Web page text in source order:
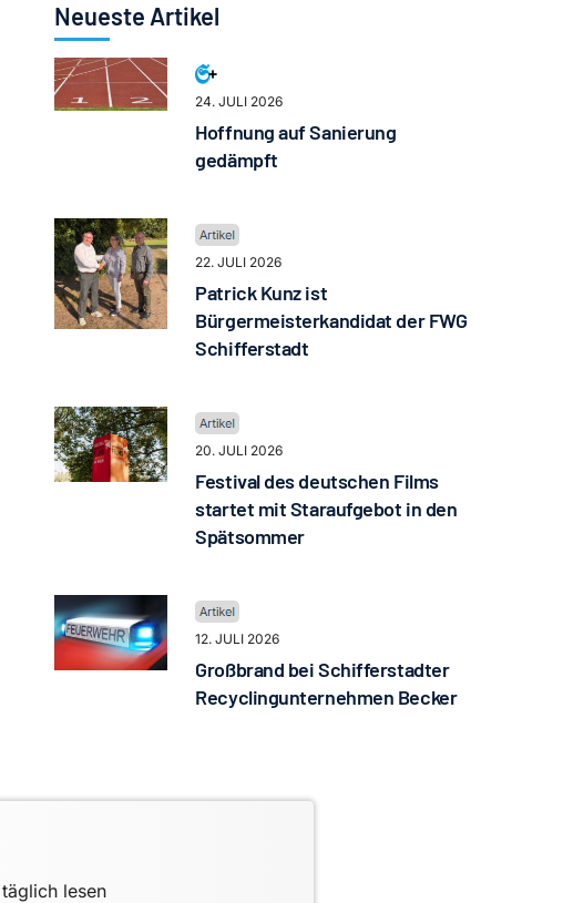
Neueste Artikel
24. JULI 2026
Hoffnung auf Sanierung
gedämpft
22. JULI 2026
Patrick Kunz ist
Bürgermeisterkandidat der FWG
Schifferstadt
20. JULI 2026
Festival des deutschen Films
startet mit Staraufgebot in den
Spätsommer
12. JULI 2026
Großbrand bei Schifferstadter
Recyclingunternehmen Becker
lesen